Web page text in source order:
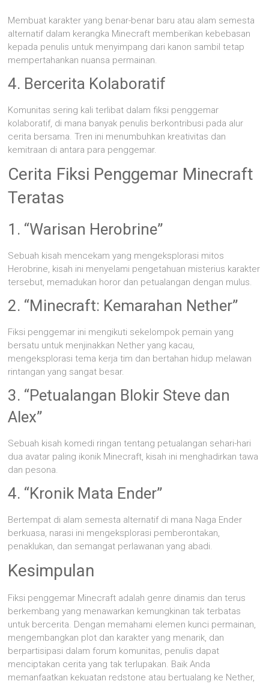
Membuat karakter yang benar-benar baru atau alam semesta
alternatif dalam kerangka Minecraft memberikan kebebasan
kepada penulis untuk menyimpang dari kanon sambil tetap
mempertahankan nuansa permainan.
4. Bercerita Kolaboratif
Komunitas sering kali terlibat dalam fiksi penggemar
kolaboratif, di mana banyak penulis berkontribusi pada alur
cerita bersama. Tren ini menumbuhkan kreativitas dan
kemitraan di antara para penggemar.
Cerita Fiksi Penggemar Minecraft
Teratas
1. “Warisan Herobrine”
Sebuah kisah mencekam yang mengeksplorasi mitos
Herobrine, kisah ini menyelami pengetahuan misterius karakter
tersebut, memadukan horor dan petualangan dengan mulus.
2. “Minecraft: Kemarahan Nether”
Fiksi penggemar ini mengikuti sekelompok pemain yang
bersatu untuk menjinakkan Nether yang kacau,
mengeksplorasi tema kerja tim dan bertahan hidup melawan
rintangan yang sangat besar.
3. “Petualangan Blokir Steve dan
Alex”
Sebuah kisah komedi ringan tentang petualangan sehari-hari
dua avatar paling ikonik Minecraft, kisah ini menghadirkan tawa
dan pesona.
4. “Kronik Mata Ender”
Bertempat di alam semesta alternatif di mana Naga Ender
berkuasa, narasi ini mengeksplorasi pemberontakan,
penaklukan, dan semangat perlawanan yang abadi.
Kesimpulan
Fiksi penggemar Minecraft adalah genre dinamis dan terus
berkembang yang menawarkan kemungkinan tak terbatas
untuk bercerita. Dengan memahami elemen kunci permainan,
mengembangkan plot dan karakter yang menarik, dan
berpartisipasi dalam forum komunitas, penulis dapat
menciptakan cerita yang tak terlupakan. Baik Anda
memanfaatkan kekuatan redstone atau bertualang ke Nether,